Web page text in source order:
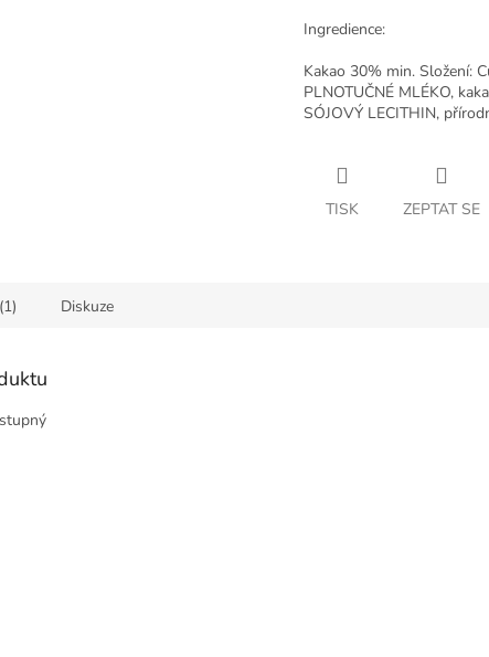
Ingredience:
Kakao 30% min. Složení:
PLNOTUČNÉ MLÉKO,
SÓJOVÝ LECITHIN,
TISK ZEPTAT SE
Diskuze